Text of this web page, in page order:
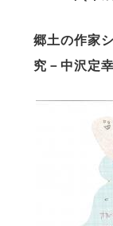
郷土の作家
究－中沢定